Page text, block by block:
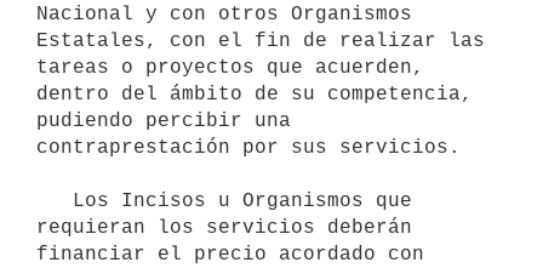
Nacional y con otros Organismos
Estatales, con el fin de realizar las
tareas o proyectos que acuerden,
dentro del ámbito de su competencia,
pudiendo percibir una
contraprestación por sus servicios.
requieran los servicios deberán
financiar el precio acordado con